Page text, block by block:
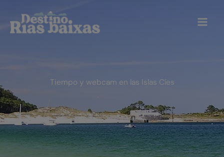
contenido
Tiempo y webcam en las Islas Cíes